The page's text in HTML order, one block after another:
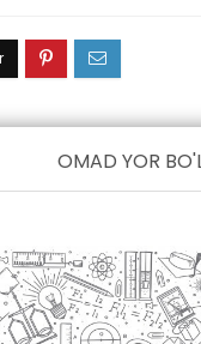
OMAD YOR